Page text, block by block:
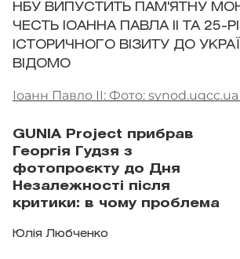
НБУ ВИПУСТИТЬ ПАМ'ЯТНУ
ЧЕСТЬ ІОАННА ПАВЛА II ТА 25-
ІСТОРИЧНОГО ВІЗИТУ ДО
ВІДОМО
Іоанн Павло II: Фото: synod.ugcc.ua
GUNIA Project прибрав
Георгія Гудзя з
фотопроєкту до Дня
Незалежності після
критики: в чому проблема
Юлія Любченко